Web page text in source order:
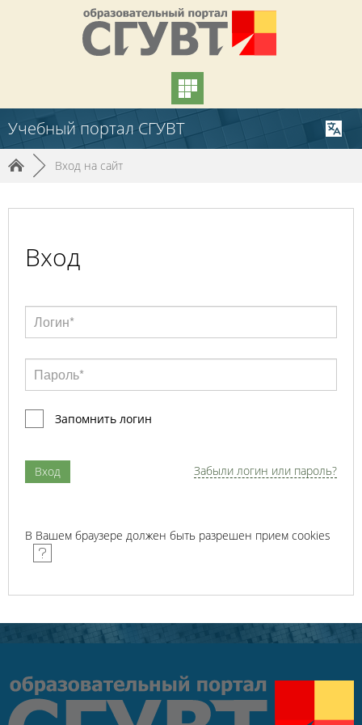
Учебный портал СГУВТ
► Вход на сайт
Вход
Запомнить логин
Забыли логин или пароль?
В Вашем браузере должен быть разрешен прием cookies